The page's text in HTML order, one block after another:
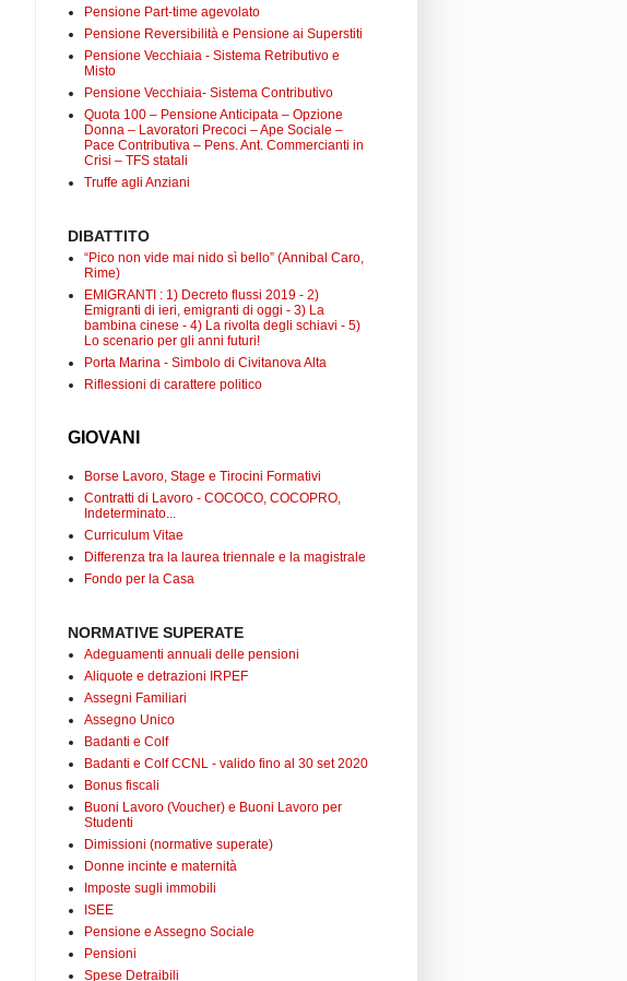
Pensione Part-time agevolato
Pensione Reversibilità e Pensione ai Superstiti
Pensione Vecchiaia - Sistema Retributivo e
Misto
Pensione Vecchiaia- Sistema Contributivo
Quota 100 – Pensione Anticipata – Opzione
Donna – Lavoratori Precoci – Ape Sociale –
Pace Contributiva – Pens. Ant. Commercianti in
Crisi – TFS statali
Truffe agli Anziani
DIBATTITO
“Pico non vide mai nido sì bello” (Annibal Caro,
Rime)
EMIGRANTI : 1) Decreto flussi 2019 - 2)
Emigranti di ieri, emigranti di oggi - 3) La
bambina cinese - 4) La rivolta degli schiavi - 5)
Lo scenario per gli anni futuri!
Porta Marina - Simbolo di Civitanova Alta
Riflessioni di carattere politico
GIOVANI
Borse Lavoro, Stage e Tirocini Formativi
Contratti di Lavoro - COCOCO, COCOPRO,
Indeterminato...
Curriculum Vitae
Differenza tra la laurea triennale e la magistrale
Fondo per la Casa
NORMATIVE SUPERATE
Adeguamenti annuali delle pensioni
Aliquote e detrazioni IRPEF
Assegni Familiari
Assegno Unico
Badanti e Colf
Badanti e Colf CCNL - valido fino al 30 set 2020
Bonus fiscali
Buoni Lavoro (Voucher) e Buoni Lavoro per
Studenti
Dimissioni (normative superate)
Donne incinte e maternità
Imposte sugli immobili
ISEE
Pensione e Assegno Sociale
Pensioni
Spese Detraibili